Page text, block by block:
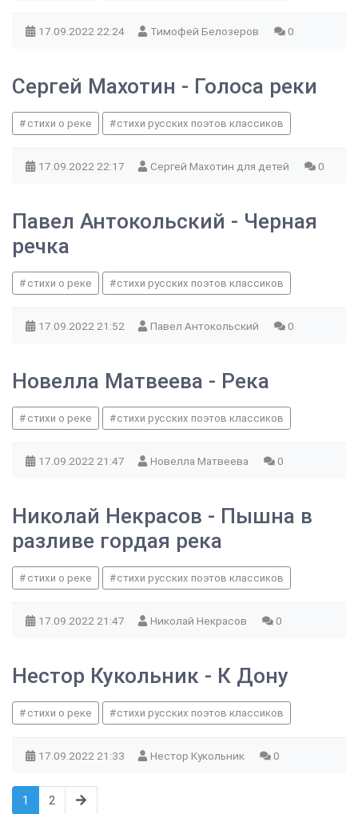
17.09.2022 22:24 Тимофей Белозеров 0
Сергей Махотин - Голоса реки
стихи о реке стихи русских поэтов классиков
17.09.2022 22:17 Сергей Махотин для детей 0
Павел Антокольский - Черная
речка
стихи о реке стихи русских поэтов классиков
17.09.2022 21:52 Павел Антокольский 0
Новелла Матвеева - Река
стихи о реке стихи русских поэтов классиков
17.09.2022 21:47 Новелла Матвеева 0
Николай Некрасов - Пышна в
разливе гордая река
стихи о реке стихи русских поэтов классиков
17.09.2022 21:47 Николай Некрасов 0
Нестор Кукольник - К Дону
стихи о реке стихи русских поэтов классиков
17.09.2022 21:33 Нестор Кукольник 0
1 2